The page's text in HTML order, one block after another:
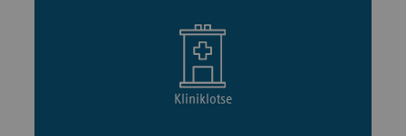
Kliniklotse